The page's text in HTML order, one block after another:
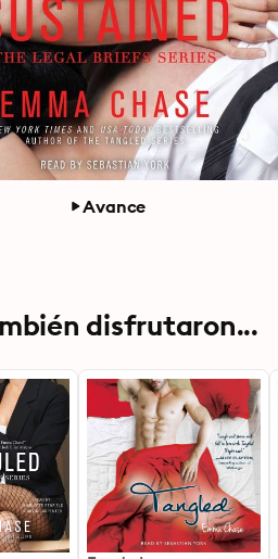
Avance
disfrutaron...